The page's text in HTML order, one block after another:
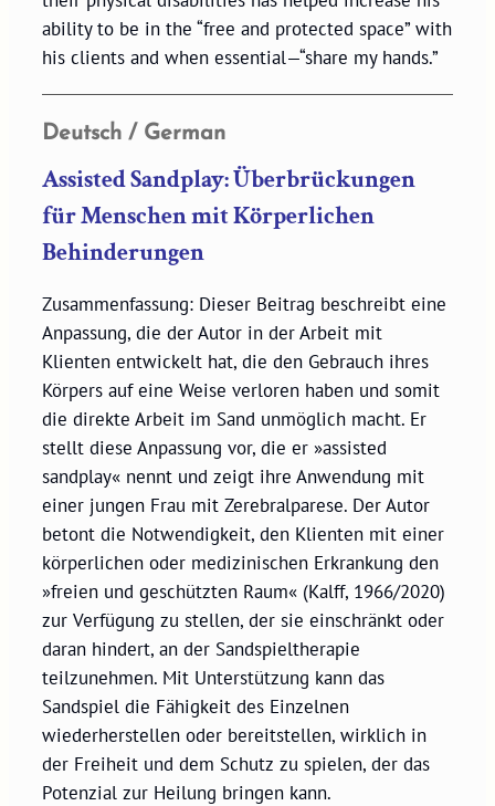
ability to be in the “free and protected space” with
his clients and when essential—“share my hands.”
Deutsch / German
Assisted Sandplay: Überbrückungen
für Menschen mit Körperlichen
Behinderungen
Zusammenfassung: Dieser Beitrag beschreibt eine
Anpassung, die der Autor in der Arbeit mit
Klienten entwickelt hat, die den Gebrauch ihres
Körpers auf eine Weise verloren haben und somit
die direkte Arbeit im Sand unmöglich macht. Er
stellt diese Anpassung vor, die er »assisted
sandplay« nennt und zeigt ihre Anwendung mit
einer jungen Frau mit Zerebralparese. Der Autor
betont die Notwendigkeit, den Klienten mit einer
körperlichen oder medizinischen Erkrankung den
»freien und geschützten Raum« (Kalff, 1966/2020)
zur Verfügung zu stellen, der sie einschränkt oder
daran hindert, an der Sandspieltherapie
teilzunehmen. Mit Unterstützung kann das
Sandspiel die Fähigkeit des Einzelnen
wiederherstellen oder bereitstellen, wirklich in
der Freiheit und dem Schutz zu spielen, der das
Potenzial zur Heilung bringen kann.